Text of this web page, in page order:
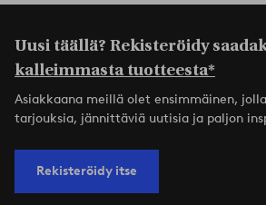
Uusi täällä? Rekisteröidy
kalleimmasta tuotteesta*
Asiakkaana meillä olet ensimmäinen,
tarjouksia, jännittäviä uutisia ja paljon
Rekisteröidy itse